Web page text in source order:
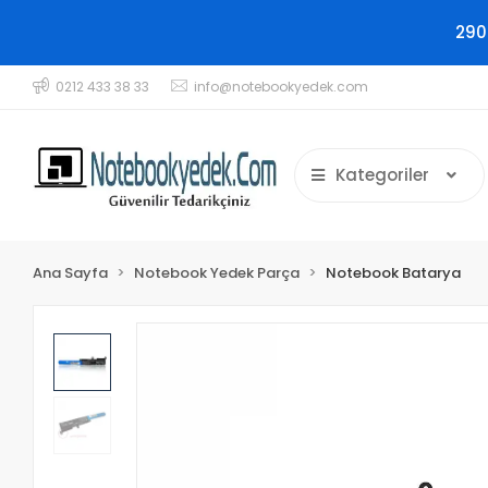
0212 433 38 33 info@notebookyedek.com
Kategoriler
Ana Sayfa Notebook Yedek Parça Notebook Batarya